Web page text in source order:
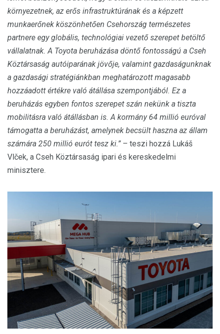
környezetnek, az erős infrastruktúrának és a képzett
munkaerőnek köszönhetően Csehország természetes
partnere egy globális, technológiai vezető szerepet betöltő
vállalatnak. A Toyota beruházása döntő fontosságú a Cseh
Köztársaság autóiparának jövője, valamint gazdaságunknak
a gazdasági stratégiánkban meghatározott magasabb
hozzáadott értékre való átállása szempontjából. Ez a
beruházás egyben fontos szerepet szán nekünk a tiszta
mobilitásra való átállásban is. A kormány 64 millió euróval
támogatta a beruházást, amelynek becsült haszna az állam
számára 250 millió eurót tesz ki.” – teszi hozzá Lukáš
Vlček, a Cseh Köztársaság ipari és kereskedelmi
minisztere.